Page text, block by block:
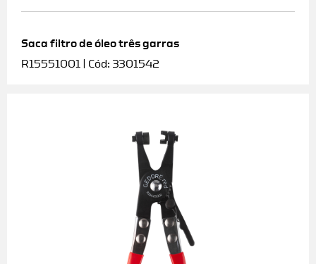
Saca filtro de óleo três garras
R15551001 | Cód: 3301542